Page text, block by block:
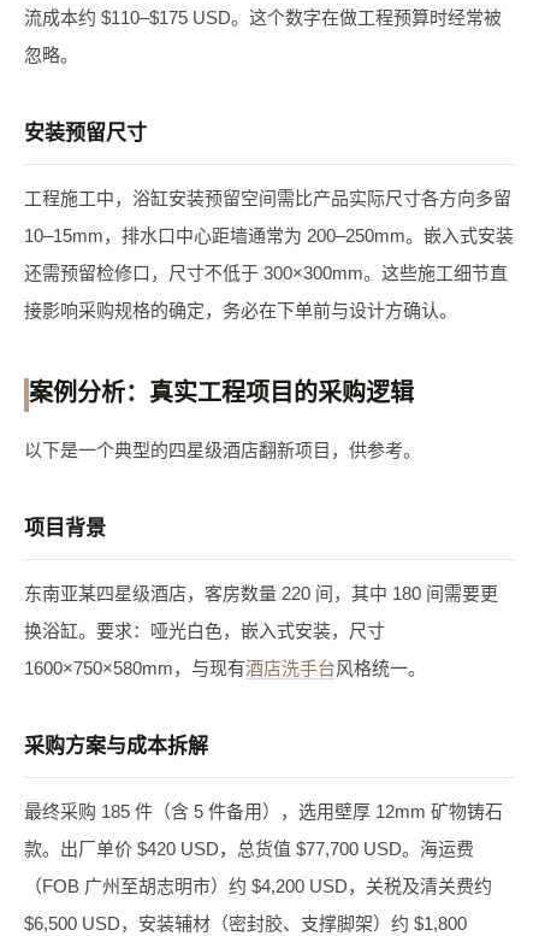
流成本约 $110–$175 USD。这个数字在做工程预算时经常被
忽略。
安装预留尺寸
工程施工中，浴缸安装预留空间需比产品实际尺寸各方向多留
10–15mm，排水口中心距墙通常为 200–250mm。嵌入式安装
还需预留检修口，尺寸不低于 300×300mm。这些施工细节直
接影响采购规格的确定，务必在下单前与设计方确认。
案例分析：真实工程项目的采购逻辑
以下是一个典型的四星级酒店翻新项目，供参考。
项目背景
东南亚某四星级酒店，客房数量 220 间，其中 180 间需要更
换浴缸。要求：哑光白色，嵌入式安装，尺寸
1600×750×580mm，与现有酒店洗手台风格统一。
采购方案与成本拆解
最终采购 185 件（含 5 件备用），选用壁厚 12mm 矿物铸石
款。出厂单价 $420 USD，总货值 $77,700 USD。海运费
（FOB 广州至胡志明市）约 $4,200 USD，关税及清关费约
$6,500 USD，安装辅材（密封胶、支撑脚架）约 $1,800